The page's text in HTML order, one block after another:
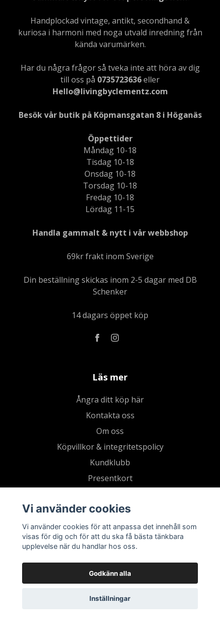
Handplockad vintage, antikt, secondhand &
kuriosa i harmoni med noga utvald inredning från
kända varumärken.
Har du några frågor så tveka inte att höra av dig
till oss på 0735723636eller
Hello@livingbyclementz.com
Besök vår butik på Köpmansgatan 8 i Höganäs
Öppettider
Måndag 10-18
Tisdag 10-18
Onsdag 10-18
Torsdag 10-18
Fredag 10-18
Lördag 11-15
Handla gammalt & nytt i vår webbshop
69kr frakt inom Sverige
Din beställning skickas inom 2-5 dagar med DB
Schenker
14 dagars öppet köp
Läs mer
Ångra ditt köp här
Kontakta oss
Om oss
Köpvillkor & integritetspolicy
Kundklubb
Presentkort
© 2026 Living by Clementz
Vi använder cookies
Vi använder cookies för att anpassa det innehåll som
visas för dig och för att du ska få bästa tänkbara
upplevelse när du handlar hos oss.
Godkänn alla
Inställningar